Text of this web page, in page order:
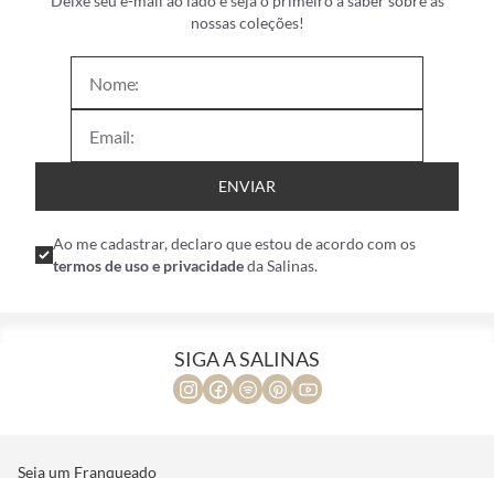
Deixe seu e-mail ao lado e seja o primeiro a saber sobre as
ENVIAR
Ao me cadastrar, declaro que estou de acordo com os
SIGA A SALINAS